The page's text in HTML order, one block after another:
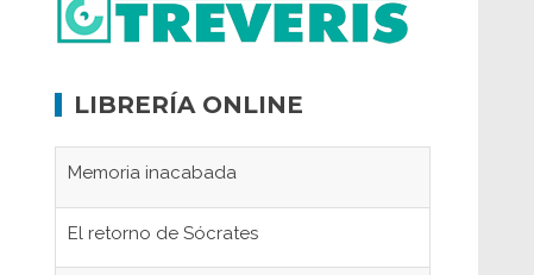
LIBRERÍA ONLINE
Memoria inacabada
El retorno de Sócrates